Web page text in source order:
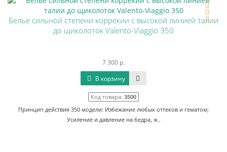
Белье сильной степени коррекии с высокой линией талии
до щиколоток Valento-Viaggio 350
7 300 р.
В корзину
Код товара: 3500
Принцип действия 350 модели: Избежание любых оттеков и гематом;
Усиление и давление на бедра, ж..